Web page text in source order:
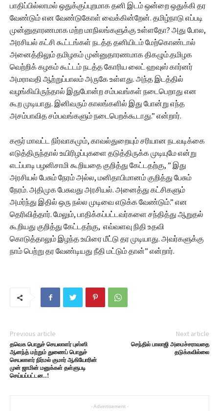
பாதிப்பில்லாமல் ஒதுக்குப்புறமாக தனி இடம் ஒன்றை ஒதுக்கி தர
வேண்டும் என வேண்டுகோள் வைக்கின்றேன். தமிழ்நாடு எப்படி
முன்னுதாரணமாக மற்ற மாநிலங்களுக்கு உள்ளதோ? அது போல,
அரசியல் கட்சி கூட்டங்கள் நடத்த தனியிடம் மேற்கொண்டால்
அனைத்திலும் தமிழகம் முன்னுதாரணமாக திகழும்.தமிழக
வெற்றிக் கழகம் கூட்டம் நடத்த கோரிய லைட் ஹவுஸ் கார்னர்
அமராவதி ஆற்றுப்பாலம் அருகே உள்ளது. அந்த இடத்தில்
வழங்கியிருந்தால் இதுபோன்ற சம்பவங்கள் நடைபெறாது என
கூற முடியாது. இனிவரும் காலங்களில் இது போன்று எந்த
அசம்பாவித சம்பவங்களும் நடைபெறக்கூடாது.” என்றார்.
கரூர் மாவட்ட நிர்வாகமும், காவல்துறையும் சரியான நடவடிக்கை
எடுத்திருந்தால் உயிரிழப்புகளை தடுத்திருக்க முடியுமே என்று
எடப்பாடி பழனிசாமி கூறியதை குறித்து கேட்டதற்கு, ” இது
அரசியல் பேசும் நேரம் அல்ல, மனிதாபிமானம் குறித்து பேசும்
நேரம். அதிமுக பேசுவது அரசியல். அனைத்து கட்சிகளும்
அமர்ந்து இதில் ஒரு நல்ல முடிவை எடுக்க வேண்டும்.” என
தெரிவித்தார். மேலும், பாதிக்கப்பட்டவர்களை சந்தித்து ஆறுதல்
கூறியது குறித்து கேட்டதற்கு, எவ்வளவு நிதி உதவி
கொடுத்தாலும் இழந்த உயிரை மீட்டு தர முடியாது. அவர்களுக்கு
நாம் பெற்று தர வேண்டியது நீதி மட்டும் தான்” என்றார்.
Previous article
தவெக பொதுச் செயலாளர் புஸ்ஸி
ஆனந்த் மற்றும் துணைப் பொதுச்
செயலாளர் நிர்மல் குமார் ஆகியோரின்
முன் ஜாமின் மனுக்கள் தள்ளுபடி
செய்யப்பட்டன..!
Next article
செந்தில் பாலாஜி அமைச்சராவதை
தடுக்கவில்லை
- Advertisement -